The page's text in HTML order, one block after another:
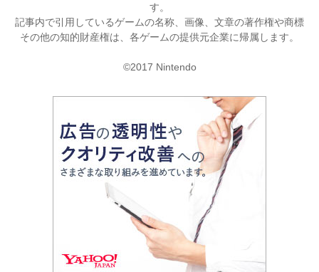
す。
記事内で引用しているゲームの名称、画像、文章の著作権や商標
その他の知的財産権は、各ゲームの提供元企業に帰属します。
©2017 Nintendo